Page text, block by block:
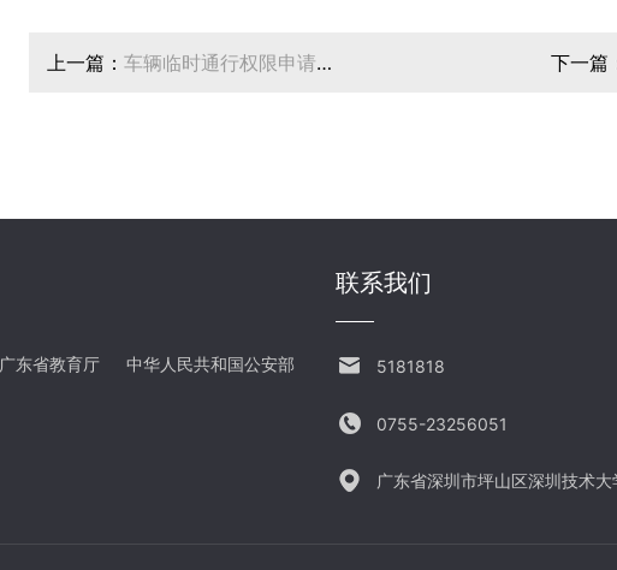
上一篇：车辆临时通行权限申请表 下一篇
广东省教育厅 中华人民共和国公安部
联系我们
5181818
0755-23256051
广东省深圳市坪山区深圳技术